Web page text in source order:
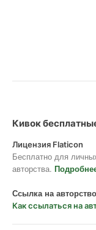
Кивок
Лицензия Flaticon
Бесплатно для
авторства.
Ссылка на
Как ссылаться на